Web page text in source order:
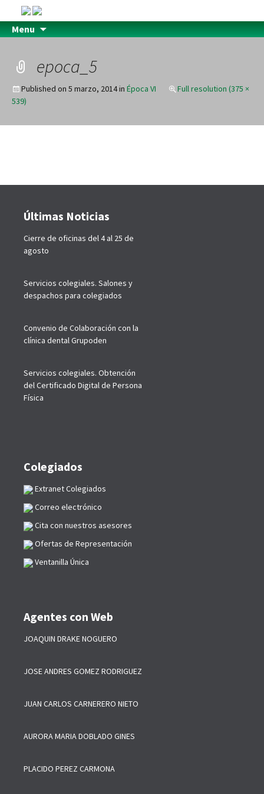
Menu
epoca_5
Published on 5 marzo, 2014in Época VI
Full resolution (375 ×
539)
Últimas Noticias
Cierre de oficinas del 4 al 25 de
agosto
Servicios colegiales. Salones y
despachos para colegiados
Convenio de Colaboración con la
clínica dental Grupoden
Servicios colegiales. Obtención
del Certificado Digital de Persona
Física
Colegiados
Extranet Colegiados
Correo electrónico
Cita con nuestros asesores
Ofertas de Representación
Ventanilla Única
Agentes con Web
JOAQUIN DRAKE NOGUERO
JOSE ANDRES GOMEZ RODRIGUEZ
JUAN CARLOS CARNERERO NIETO
AURORA MARIA DOBLADO GINES
PLACIDO PEREZ CARMONA